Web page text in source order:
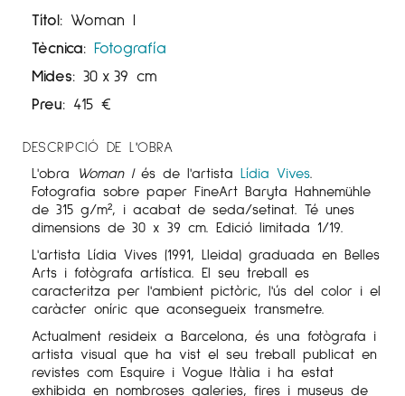
Títol: Woman I
Tècnica: Fotografía
Mides: 30 x 39 cm
Preu: 415 €
DESCRIPCIÓ DE L'OBRA
L'obra
Woman Iés de l'artista Lídia Vives.
Fotografia sobre paper FineArt Baryta Hahnemühle
de 315 g/m², i acabat de seda/setinat. Té unes
dimensions de 30 x 39 cm. Edició limitada 1/19.
L'artista Lídia Vives (1991, Lleida) graduada en Belles
Arts i fotògrafa artística. El seu treball es
caracteritza per l'ambient pictòric, l'ús del color i el
caràcter oníric que aconsegueix transmetre.
Actualment resideix a Barcelona, és una fotògrafa i
artista visual que ha vist el seu treball publicat en
revistes com Esquire i Vogue Itàlia i ha estat
exhibida en nombroses galeries, fires i museus de